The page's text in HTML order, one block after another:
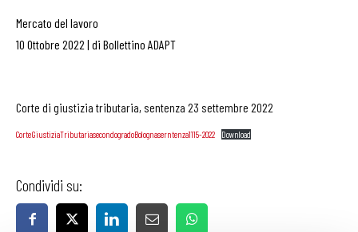
Mercato del lavoro
10 Ottobre 2022 | di Bollettino ADAPT
Corte di giustizia tributaria, sentenza 23 settembre 2022
CorteGiustiziaTributariasecondogradoBolognaserntenza1115-2022 Download
Condividi su: